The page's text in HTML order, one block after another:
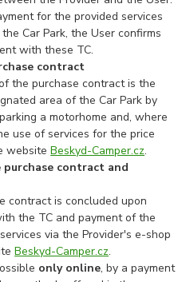
for the provided services
Car Park, the User confirms
with these TC.
contract
the purchase contract is the
area of the Car Park by
a motorhome and, where
use of services for the price
websiteBeskyd-Camper.cz.
contract and
contract is concluded upon
the TC and payment of the
via the Provider's e-shop
Beskyd-Camper.cz.
only online, by a payment